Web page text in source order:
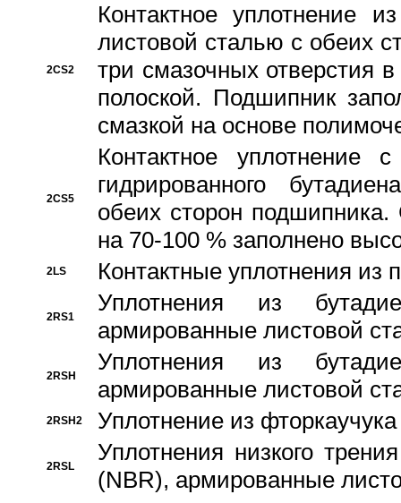
2CS2
Контактное уплотнение
листовой сталью с обеих
три смазочных отверстия
полоской. Подшипник
смазкой на основе
2CS5
Контактное уплотнение
гидрированного
обеих сторон
на 70-100 % заполнено
2LS Контактные уплотнения из
2RS1
Уплотнения из
армированные листовой
2RSH
Уплотнения из
армированные листовой
2RSH2 Уплотнение из
2RSL
Уплотнения низкого
(NBR), армированные